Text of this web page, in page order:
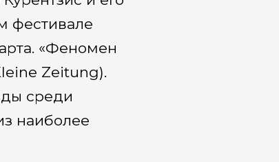
фестивале
«Феномен
Zeitung).
среди
наиболее